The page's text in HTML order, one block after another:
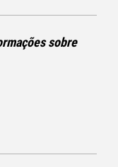
sobre